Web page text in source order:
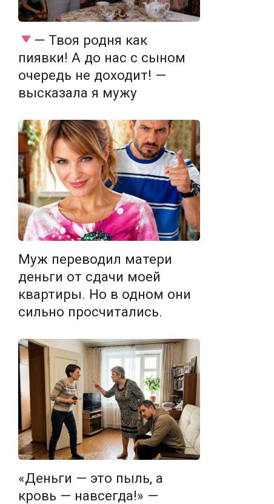
— Твоя родня как
пиявки! А до нас с сыном
очередь не доходит! —
высказала я мужу
Муж переводил матери
деньги от сдачи моей
квартиры. Но в одном они
сильно просчитались.
«Деньги — это пыль, а
кровь — навсегда!» —